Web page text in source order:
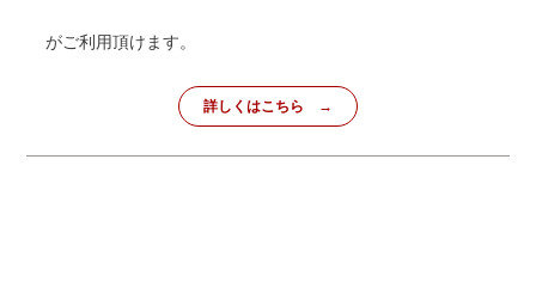
がご利用頂けます。
詳しくはこちら